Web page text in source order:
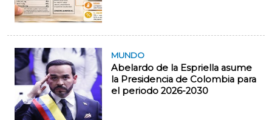
MUNDO
Abelardo de la Espriella asume
la Presidencia de Colombia para
el periodo 2026-2030